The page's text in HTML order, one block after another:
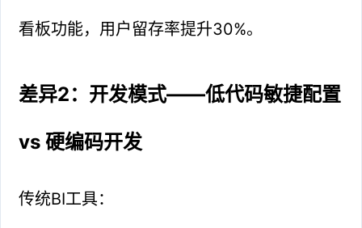
看板功能，用户留存率提升30%。
差异2：开发模式——低代码敏捷配置
vs 硬编码开发
传统BI工具：